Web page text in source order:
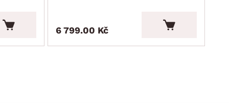
6 799.00 Kč